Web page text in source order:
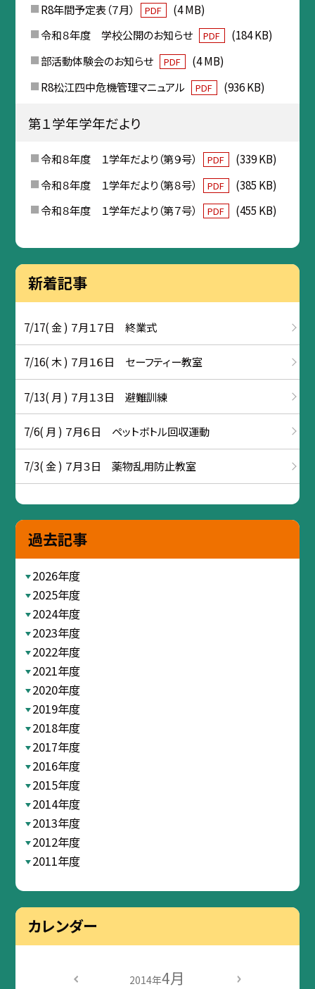
R8年間予定表（７月）
PDF
(4 MB)
令和８年度 学校公開のお知らせ
PDF
(184 KB)
部活動体験会のお知らせ
PDF
(4 MB)
R8松江四中危機管理マニュアル
PDF (936 KB)
第１学年学年だより
令和８年度 １学年だより（第９号） PDF
(339 KB)
令和８年度 １学年だより（第８号）
PDF
(385 KB)
令和８年度 １学年だより（第７号）
PDF (455 KB)
新着記事
7/17( 金 ) ７月１７日 終業式
7/16( 木 ) ７月１６日 セーフティー教室
7/13( 月 ) ７月１３日 避難訓練
7/6( 月 ) ７月６日 ペットボトル回収運動
7/3( 金 ) ７月３日 薬物乱用防止教室
過去記事
2026年度
2025年度
2024年度
2023年度
2022年度
2021年度
2020年度
2019年度
2018年度
2017年度
2016年度
2015年度
2014年度
2013年度
2012年度
2011年度
カレンダー
2014年4月